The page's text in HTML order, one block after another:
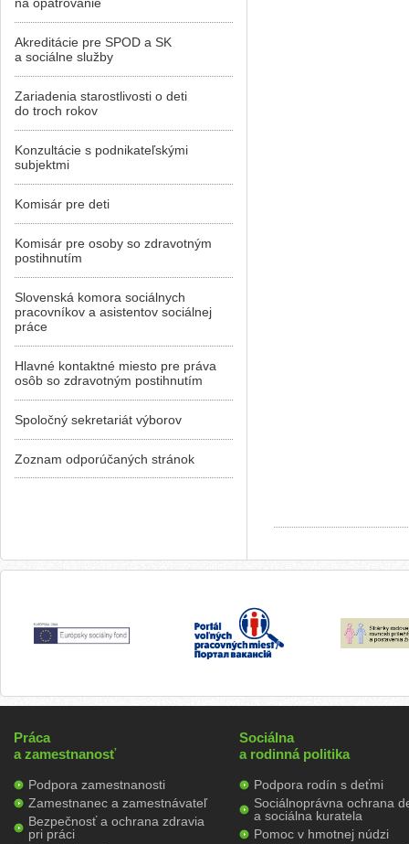
Akreditácie pre SPOD a SK
a sociálne služby
Zariadenia starostlivosti o deti
do troch rokov
Konzultácie s podnikateľskými
subjektmi
Komisár pre deti
Komisár pre osoby so zdravotným
postihnutím
Slovenská komora sociálnych
pracovníkov a asistentov sociálnej
práce
Hlavné kontaktné miesto pre práva
osôb so zdravotným postihnutím
Spoločný sekretariát výborov
Zoznam odporúčaných stránok
Práca
a zamestnanosť
Podpora zamestnanosti
Zamestnanec a zamestnávateľ
Bezpečnosť a ochrana zdravia
pri práci
Sociálna
a rodinná politika
Podpora rodín s deťmi
Sociálnoprávna ochrana
a sociálna kuratela
Pomoc v hmotnej núdzi